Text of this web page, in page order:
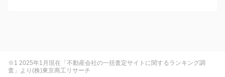
※1 2025年1月現在「不動産会社の一括査定サイトに関するランキング調
査」より(株)東京商工リサーチ